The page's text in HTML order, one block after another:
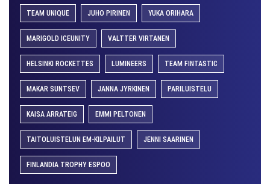
TEAM UNIQUE JUHO PIRINEN YUKA ORIHARA
MARIGOLD ICEUNITY VALTTER VIRTANEN
HELSINKI ROCKETTES LUMINEERS TEAM FINTASTIC
MAKAR SUNTSEV JANNA JYRKINEN PARILUISTELU
KAISA ARRATEIG EMMI PELTONEN
TAITOLUISTELUN EM-KILPAILUT JENNI SAARINEN
FINLANDIA TROPHY ESPOO